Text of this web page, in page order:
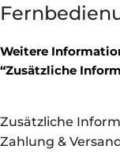
Weitere
“Zusätzliche
Zusätzliche
Zahlung &